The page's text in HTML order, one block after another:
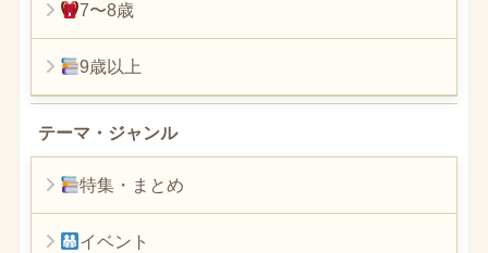
7〜8歳
9歳以上
テーマ・ジャンル
特集・まとめ
イベント